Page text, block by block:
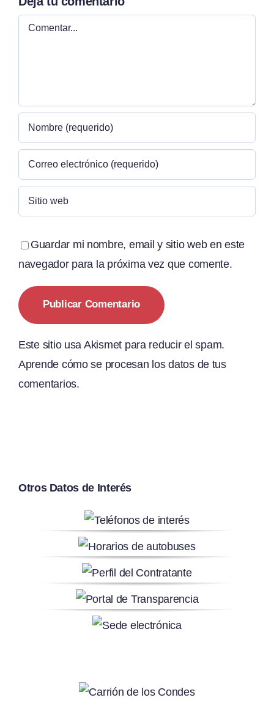
Comentar
Guardar mi nombre, email y sitio web en este
navegador para la próxima vez que comente.
Este sitio usa Akismet para reducir el spam.
Aprende cómo se procesan los datos de tus
comentarios.
Otros Datos de Interés